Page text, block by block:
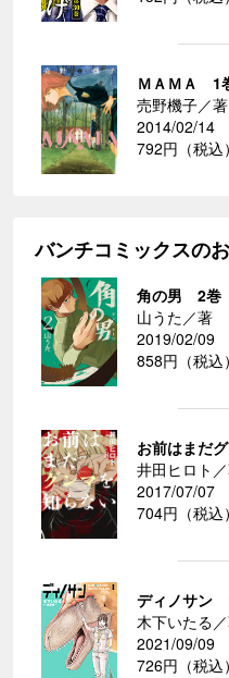
ＭＡＭＡ 1
売野機子／著
2014/02/14
792円（税込）
バンチコミックスの
角の男 2巻
山うた／著
2019/02/09
858円（税込）
お前はまだ
井田ヒロト
2017/07/07
704円（税込）
ディノサン
木下いたる
2021/09/09
726円（税込）